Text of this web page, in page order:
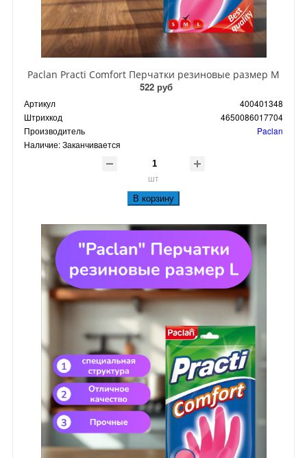
Paclan Practi Comfort Перчатки резиновые размер M
522 руб
Артикул
400401348
Штрихкод
4650086017704
Производитель
Paclan
Наличие:Заканчивается
шт
В корзину